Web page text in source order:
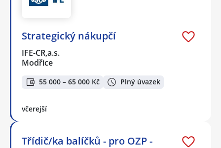
Strategický nákupčí
IFE-CR,a.s.
Modřice
55 000 – 65 000 Kč Plný úvazek
včerejší
Třídič/ka balíčků - pro OZP -